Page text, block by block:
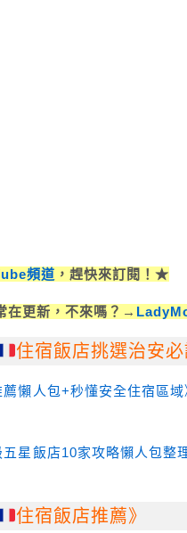
頻道 ，趕快來訂閱！★
更新，不來嗎？→
住宿飯店挑選治安必
薦懶人包+秒懂安全住宿區
五星飯店10家攻略懶人包整
住宿飯店推薦》